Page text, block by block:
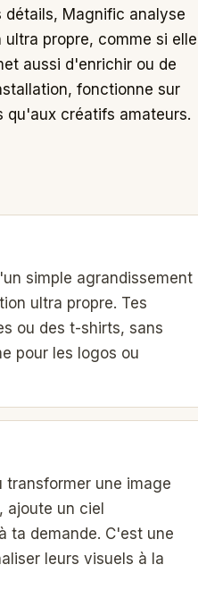
détails, Magnific analyse
propre, comme si elle
aussi d'enrichir ou de
fonctionne sur
qu'aux créatifs amateurs.
simple agrandissement
ultra propre. Tes
ou des t-shirts, sans
pour les logos ou
transformer une image
ajoute un ciel
ta demande. C'est une
leurs visuels à la